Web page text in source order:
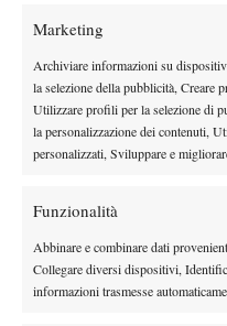
Marketing
Archiviare informazioni su
la selezione della pubblicità, Creare
Utilizzare profili per la selezione di
la personalizzazione dei contenuti,
personalizzati, Sviluppare e
Funzionalità
Abbinare e combinare dati
Collegare diversi dispositivi,
informazioni trasmesse